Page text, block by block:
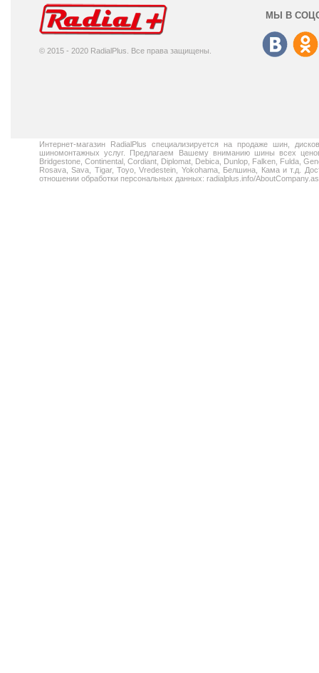
© 2015 - 2020 RadialPlus. Все права защищены.
МЫ В
Интернет-магазин RadialPlus специализируется на продаже шин,
шиномонтажных услуг. Предлагаем Вашему вниманию шины всех
Bridgestone, Continental, Cordiant, Diplomat, Debica, Dunlop, Falken, Fulda,
Rosava, Sava, Tigar, Toyo, Vredestein, Yokohama, Белшина, Кама и т.д.
отношении обработки персональных данных: radialplus.info/